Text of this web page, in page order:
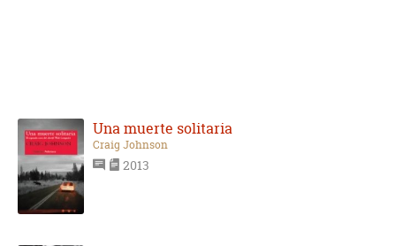
Una muerte solitaria
Craig Johnson
2013